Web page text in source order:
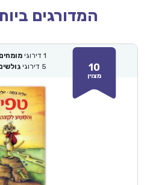
המדורגים
10
מצוין
1 דירוגי מומחים
5 דירוגי